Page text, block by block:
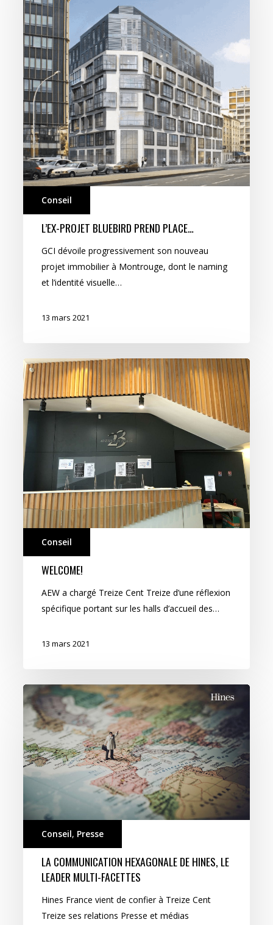
place…
Conseil
L’EX-PROJET BLUEBIRD PREND PLACE…
GCI dévoile progressivement son nouveau
projet immobilier à Montrouge, dont le naming
et l’identité visuelle…
13 mars 2021
Welcome!
Conseil
WELCOME!
AEW a chargé Treize Cent Treize d’une réflexion
spécifique portant sur les halls d’accueil des…
13 mars 2021
La
communication
hexagonale
de
Hines,
le
facettes
Conseil, Presse
LA COMMUNICATION HEXAGONALE DE HINES, LE
LEADER MULTI-FACETTES
Hines France vient de confier à Treize Cent
Treize ses relations Presse et médias